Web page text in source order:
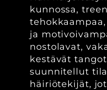
kunnossa,
ja
nostolavat,
kestävät
suunnitellut
häiriötekijät,